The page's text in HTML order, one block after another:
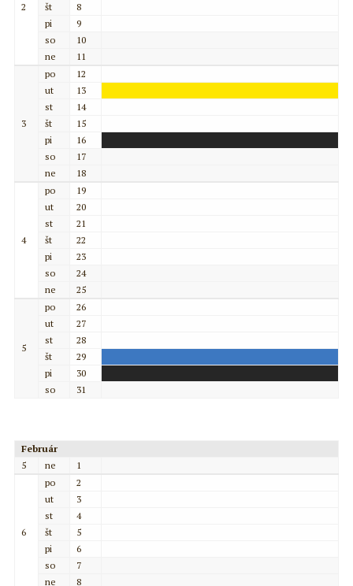
2
št
8
pi
9
so
10
ne
11
3
po
12
ut
13
st
14
št
15
pi
16
so
17
ne
18
4
po
19
ut
20
st
21
št
22
pi
23
so
24
ne
25
5
po
26
ut
27
st
28
št
29
pi
30
so
31
Február
5
ne 1
6
po
2
ut
3
st
4
št
5
pi
6
so
7
ne
8